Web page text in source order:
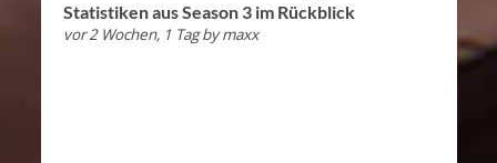
Statistiken aus Season 3 im Rückblick
vor 2 Wochen, 1 Tag bymaxx